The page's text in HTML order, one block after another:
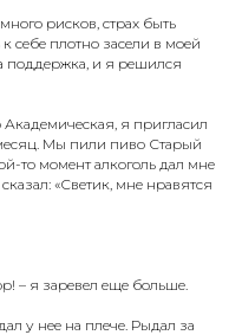
рисков, страх быть
себе плотно засели в моей
поддержка, и я решился
я пригласил
Мы пили пиво Старый
то момент алкоголь дал мне
«Светик, мне нравятся
– я заревел еще больше.
у нее на плече. Рыдал за